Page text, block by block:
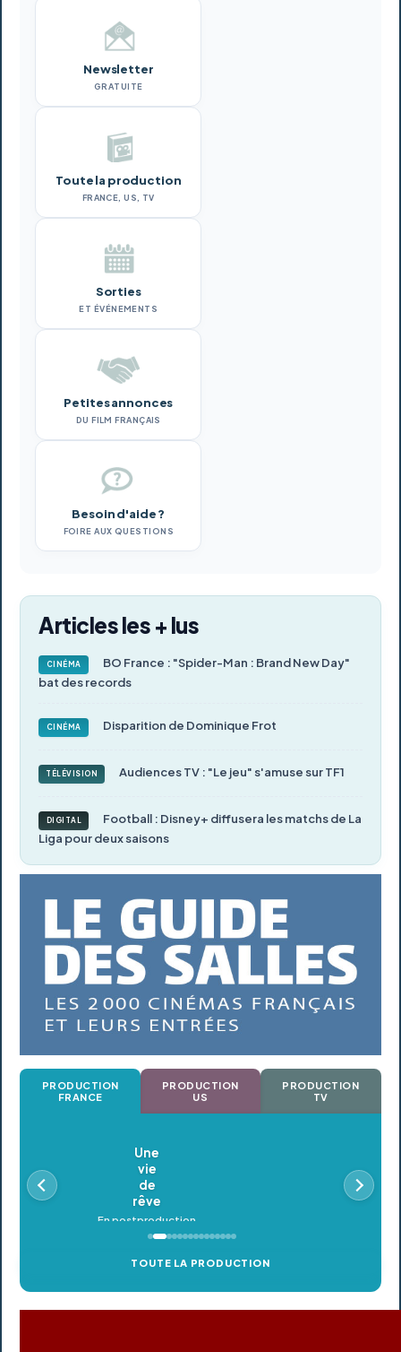
Newsletter
GRATUITE
Toute la production
FRANCE, US, TV
Sorties
ET ÉVÉNEMENTS
Petites annonces
DU FILM FRANÇAIS
Besoin d'aide ?
FOIRE AUX QUESTIONS
Articles les + lus
CINÉMA
BO France : "Spider-Man : Brand New Day"
bat des records
CINÉMA Disparition de Dominique Frot
TÉLÉVISION Audiences TV : "Le jeu" s'amuse sur TF1
DIGITAL
Football : Disney+ diffusera les matchs de La
Liga pour deux saisons
PRODUCTION
FRANCE
PRODUCTION
US
PRODUCTION
TV
Oldeupe
En postproduction
TOUTE LA PRODUCTION